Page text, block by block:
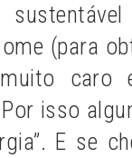
(para
muito
isso
E se